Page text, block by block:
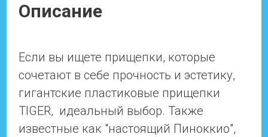
Описание
Если вы ищете прищепки, которые
сочетают в себе прочность и эстетику,
гигантские пластиковые прищепки
TIGER, идеальный выбор. Также
известные как "настоящий Пиноккио",